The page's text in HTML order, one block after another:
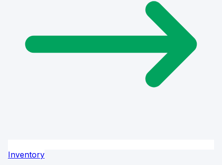
Inventory